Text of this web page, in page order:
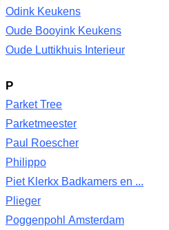
Odink Keukens
Oude Booyink Keukens
Oude Luttikhuis Interieur
P
Parket Tree
Parketmeester
Paul Roescher
Philippo
Piet Klerkx Badkamers en ...
Plieger
Poggenpohl Amsterdam